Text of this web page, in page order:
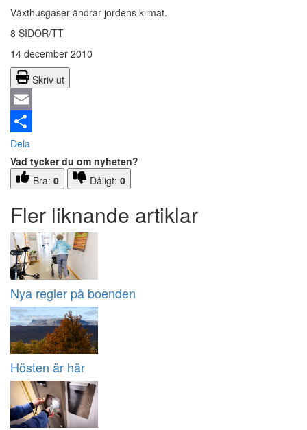
Växthusgaser ändrar jordens klimat.
8 SIDOR/TT
14 december 2010
Skriv ut
Email
Dela
Vad tycker du om nyheten?
Bra: 0 Dåligt: 0
Fler liknande artiklar
Nya regler på boenden
Hösten är här